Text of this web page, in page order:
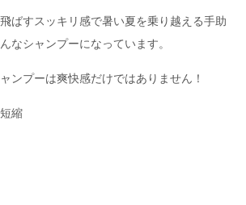
ばすスッキリ感で暑い夏を乗り越える手助
なシャンプーになっています。
ンプーは爽快感だけではありません！
縮